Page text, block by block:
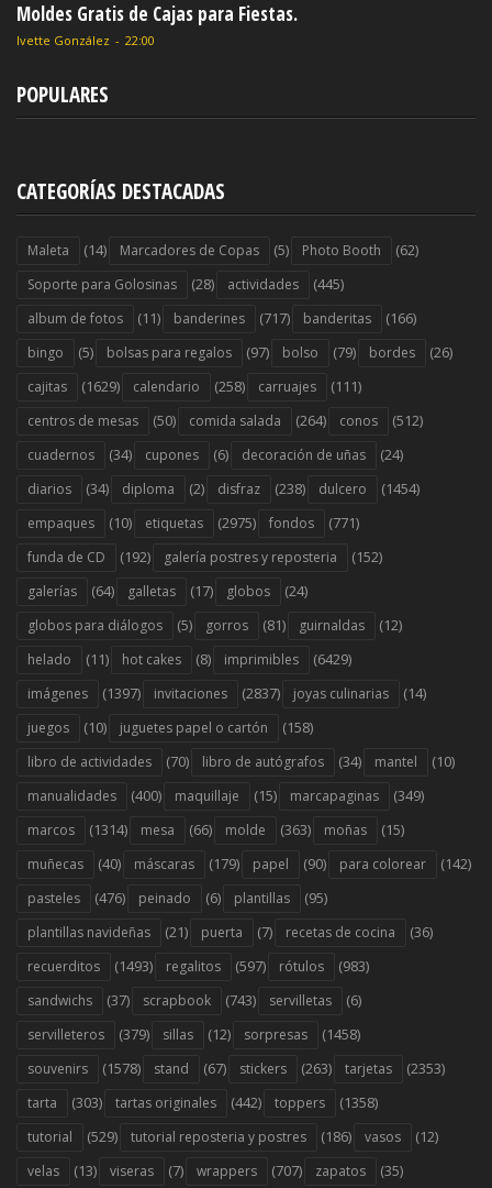
Moldes Gratis de Cajas para Fiestas.
Ivette González - 22:00
POPULARES
CATEGORÍAS DESTACADAS
Maleta (14) Marcadores de Copas (5) Photo Booth (62)
Soporte para Golosinas (28) actividades (445)
album de fotos (11) banderines (717) banderitas (166)
bingo (5) bolsas para regalos (97) bolso (79) bordes (26)
cajitas (1629) calendario (258) carruajes (111)
centros de mesas (50) comida salada (264) conos (512)
cuadernos (34) cupones (6) decoración de uñas (24)
diarios (34) diploma (2) disfraz (238) dulcero (1454)
empaques (10) etiquetas (2975) fondos (771)
funda de CD (192) galería postres y reposteria (152)
galerías (64) galletas (17) globos (24)
globos para diálogos (5) gorros (81) guirnaldas (12)
helado (11) hot cakes (8) imprimibles (6429)
imágenes (1397) invitaciones (2837) joyas culinarias (14)
juegos (10) juguetes papel o cartón (158)
libro de actividades (70) libro de autógrafos (34) mantel (10)
manualidades (400) maquillaje (15) marcapaginas (349)
marcos (1314) mesa (66) molde (363) moñas (15)
muñecas (40) máscaras (179) papel (90) para colorear (142)
pasteles (476) peinado (6) plantillas (95)
plantillas navideñas (21) puerta (7) recetas de cocina (36)
recuerditos (1493) regalitos (597) rótulos (983)
sandwichs (37) scrapbook (743) servilletas (6)
servilleteros (379) sillas (12) sorpresas (1458)
souvenirs (1578) stand (67) stickers (263) tarjetas (2353)
tarta (303) tartas originales (442) toppers (1358)
tutorial (529) tutorial reposteria y postres (186) vasos (12)
velas (13) viseras (7) wrappers (707) zapatos (35)